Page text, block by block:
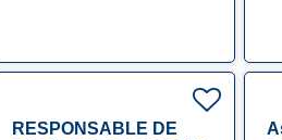
RESPONSABLE DE